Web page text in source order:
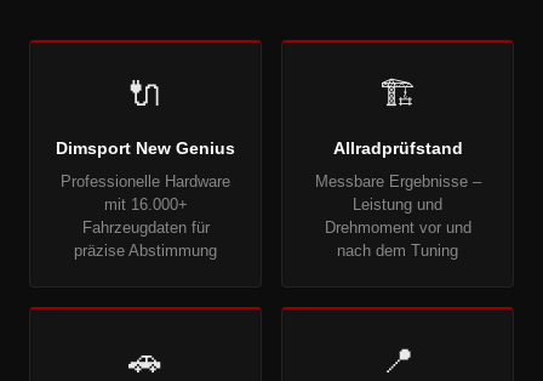
🔌
Dimsport New Genius
Professionelle Hardware
mit 16.000+
Fahrzeugdaten für
präzise Abstimmung
🏗
Allradprüfstand
Messbare Ergebnisse –
Leistung und
Drehmoment vor und
nach dem Tuning
🚗 📍